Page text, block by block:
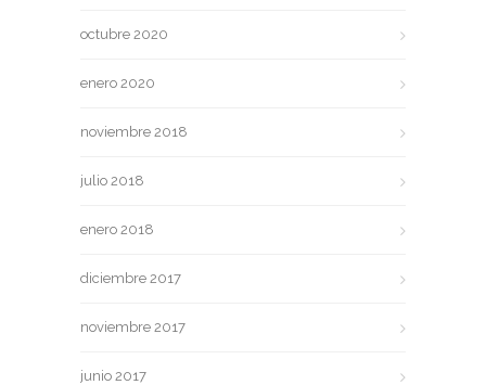
octubre 2020
enero 2020
noviembre 2018
julio 2018
enero 2018
diciembre 2017
noviembre 2017
junio 2017